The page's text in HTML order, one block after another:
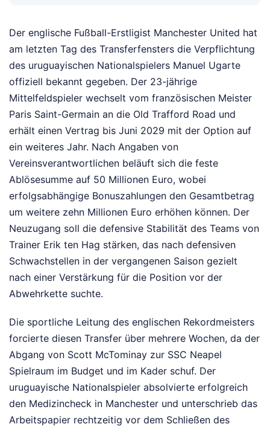
Der englische Fußball-Erstligist Manchester United hat
am letzten Tag des Transferfensters die Verpflichtung
des uruguayischen Nationalspielers Manuel Ugarte
offiziell bekannt gegeben. Der 23-jährige
Mittelfeldspieler wechselt vom französischen Meister
Paris Saint-Germain an die Old Trafford Road und
erhält einen Vertrag bis Juni 2029 mit der Option auf
ein weiteres Jahr. Nach Angaben von
Vereinsverantwortlichen beläuft sich die feste
Ablösesumme auf 50 Millionen Euro, wobei
erfolgsabhängige Bonuszahlungen den Gesamtbetrag
um weitere zehn Millionen Euro erhöhen können. Der
Neuzugang soll die defensive Stabilität des Teams von
Trainer Erik ten Hag stärken, das nach defensiven
Schwachstellen in der vergangenen Saison gezielt
nach einer Verstärkung für die Position vor der
Abwehrkette suchte.
Die sportliche Leitung des englischen Rekordmeisters
forcierte diesen Transfer über mehrere Wochen, da der
Abgang von Scott McTominay zur SSC Neapel
Spielraum im Budget und im Kader schuf. Der
uruguayische Nationalspieler absolvierte erfolgreich
den Medizincheck in Manchester und unterschrieb das
Arbeitspapier rechtzeitig vor dem Schließen des